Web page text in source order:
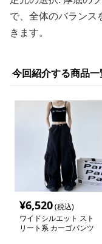
で、全体のバランス
きます。
今回紹介する商品一
¥6,520(税込)
ワイドシルエット スト
リート系 カーゴパンツ